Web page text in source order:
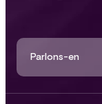
Parlons-en